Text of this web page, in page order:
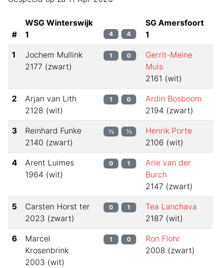
#
WSG Winterswijk
1
4 4
SG Amersfoort
1
1
Jochem Mullink
2177 (zwart)
1 0
Gerrit-Meine
Muis
2161 (wit)
2
Arjan van Lith
2128 (wit)
1 0
Ardin Bosboom
2194 (zwart)
3
Reinhard Funke
2140 (zwart)
½ ½
Henrik Porte
2106 (wit)
4
Arent Luimes
1964 (wit)
0 1
Arie van der
Burch
2147 (zwart)
5
Carsten Horst ter
2023 (zwart)
0 1
Tea Lanchava
2187 (wit)
6
Marcel
Krosenbrink
2003 (wit)
1 0
Ron Flohr
2008 (zwart)